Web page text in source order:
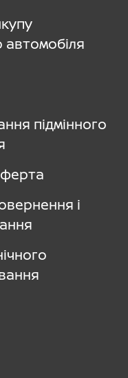
підмінного
і